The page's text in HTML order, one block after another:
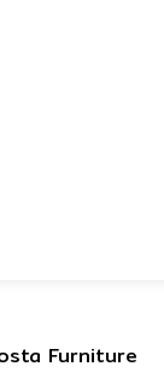
Furniture